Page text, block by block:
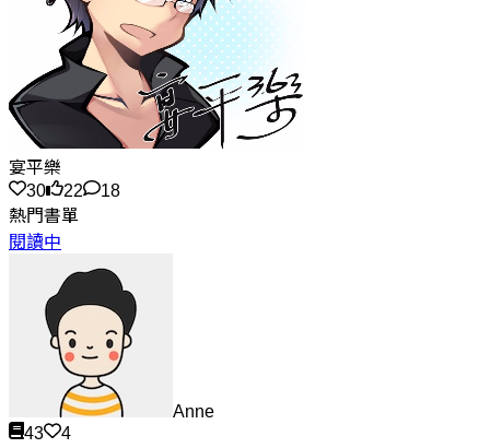
宴平樂
30
22
18
熱門書單
閱讀中
Anne
43
4